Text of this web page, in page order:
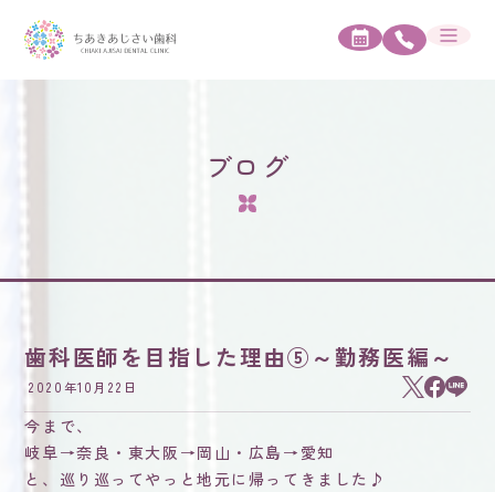
ブログ
歯科医師を目指した理由⑤～勤務医編～
2020年10月22日
今まで、
岐阜→奈良・東大阪→岡山・広島→愛知
と、巡り巡ってやっと地元に帰ってきました♪